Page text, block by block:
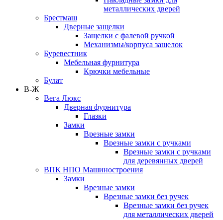
металлических дверей
Брестмаш
Дверные защелки
Защелки с фалевой ручкой
Механизмы/корпуса защелок
Буревестник
Мебельная фурнитура
Крючки мебельные
Булат
В-Ж
Вега Люкс
Дверная фурнитура
Глазки
Замки
Врезные замки
Врезные замки с ручками
Врезные замки с ручками
для деревянных дверей
ВПК НПО Машиностроения
Замки
Врезные замки
Врезные замки без ручек
Врезные замки без ручек
для металлических дверей